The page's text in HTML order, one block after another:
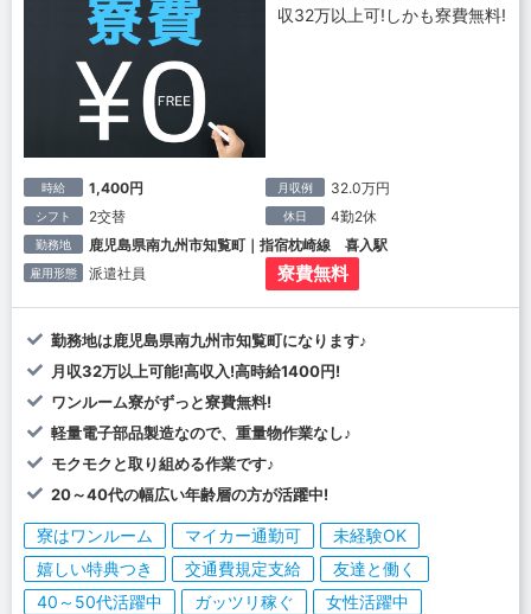
収32万以上可!しかも寮費無料!
時給 1,400円 月収例 32.0万円
シフト 2交替 休日 4勤2休
勤務地 鹿児島県南九州市知覧町｜指宿枕崎線 喜入駅
雇用形態 派遣社員 寮費無料
勤務地は鹿児島県南九州市知覧町になります♪
月収32万以上可能!高収入!高時給1400円!
ワンルーム寮がずっと寮費無料!
軽量電子部品製造なので、重量物作業なし♪
モクモクと取り組める作業です♪
20～40代の幅広い年齢層の方が活躍中!
寮はワンルーム マイカー通勤可
未経験OK
嬉しい特典つき
交通費規定支給
友達と働く
40～50代活躍中
ガッツリ稼ぐ
女性活躍中